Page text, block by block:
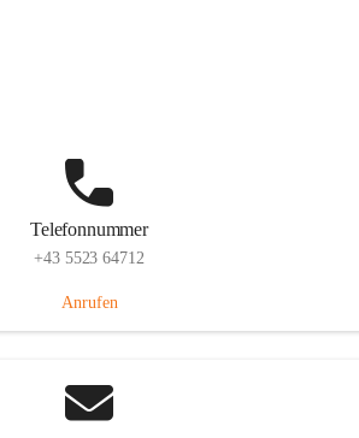
Telefonnummer
+43 5523 64712
Anrufen